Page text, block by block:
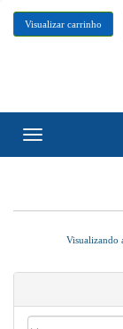
Visualizar carrinho